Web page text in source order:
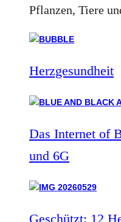
Pflanzen, Tiere
Herzgesundheit
Das Internet of
und 6G
Geschützt: 12